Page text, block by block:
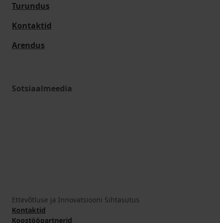
Turundus
Kontaktid
Arendus
Sotsiaalmeedia
Ettevõtluse ja Innovatsiooni Sihtasutus
Kontaktid
Koostööpartnerid